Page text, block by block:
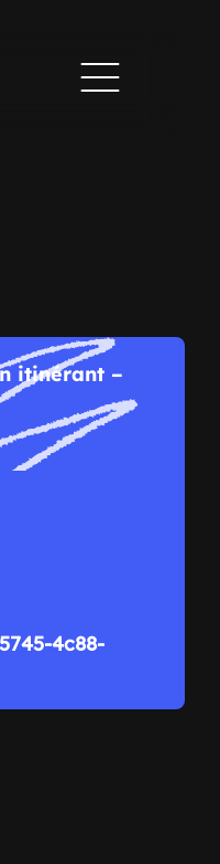
itinérant –
4c88-